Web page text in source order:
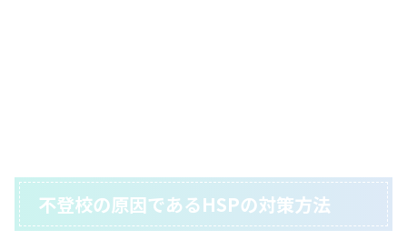
不登校の原因であるHSPの対策方法